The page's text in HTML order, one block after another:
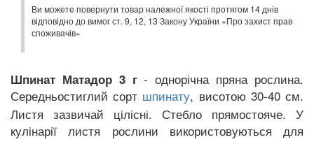
Ви можете повернути товар належної якості протягом 14 днів
відповідно до вимог ст. 9, 12, 13 Закону України «Про захист прав
споживачів»
Шпинат Матадор 3 г- однорічна пряна рослина.
Середньостиглий сорт шпинату, висотою 30-40 см.
Листя зазвичай цілісні. Стебло прямостояче. У
кулінарії листя рослини використовуються для